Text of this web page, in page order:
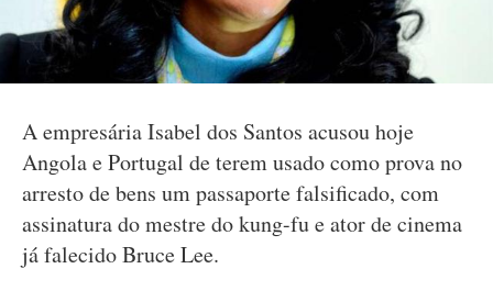
A empresária Isabel dos Santos acusou hoje
Angola e Portugal de terem usado como prova no
arresto de bens um passaporte falsificado, com
assinatura do mestre do kung-fu e ator de cinema
já falecido Bruce Lee.